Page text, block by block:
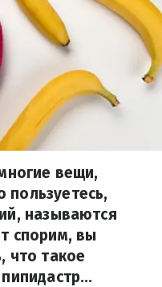
вещи,
называются
спорим, вы
что такое